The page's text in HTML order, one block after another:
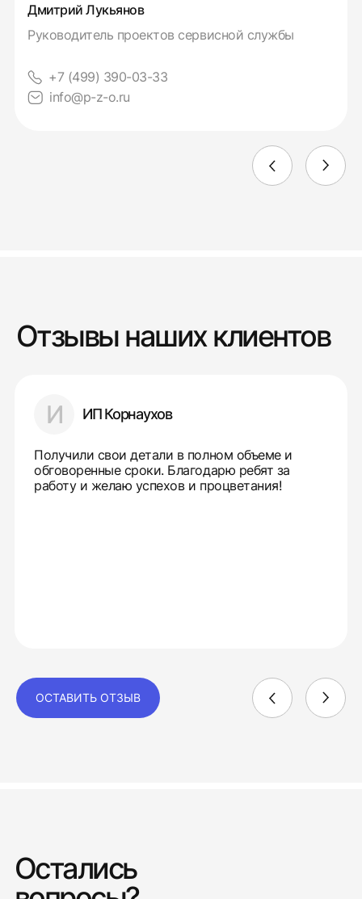
Дмитрий Лукьянов
Руководитель проектов сервисной службы
+7 (499) 390-03-33
info@p-z-o.ru
Отзывы наших клиентов
И ИП Корнаухов
Получили свои детали в полном объеме и
обговоренные сроки. Благодарю ребят за
работу и желаю успехов и процветания!
ОСТАВИТЬ ОТЗЫВ
Остались